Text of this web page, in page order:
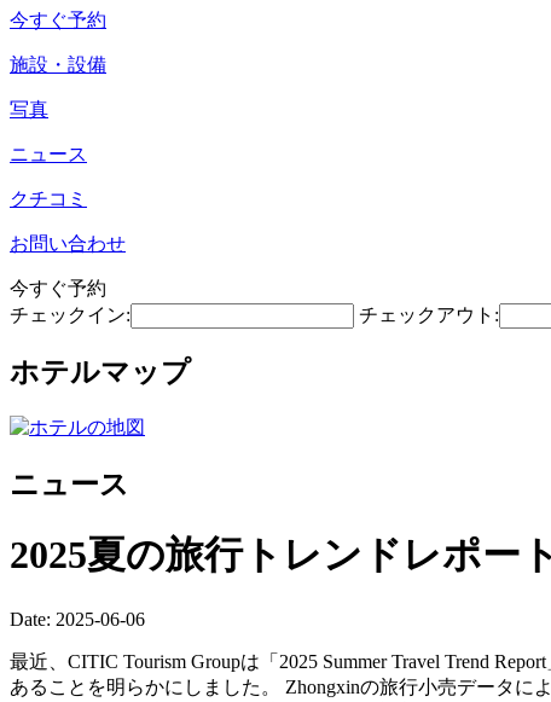
今すぐ予約
施設・設備
写真
ニュース
クチコミ
お問い合わせ
今すぐ予約
チェックイン:
チェックアウト:
ホテルマップ
ニュース
2025夏の旅行トレンドレポー
Date: 2025-06-06
最近、CITIC Tourism Groupは「2025 Summer Travel Trend
あることを明らかにしました。 Zhongxinの旅行小売データに